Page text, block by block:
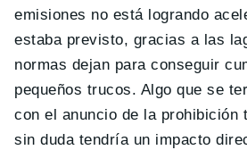
emisiones no está logrando
estaba previsto, gracias a las
normas dejan para conseguir
pequeños trucos. Algo que se
con el anuncio de la prohibición
sin duda tendría un impacto